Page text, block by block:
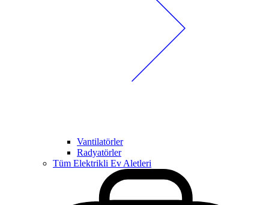
Vantilatörler
Radyatörler
Tüm Elektrikli Ev Aletleri